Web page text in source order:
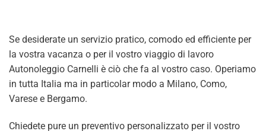
Se desiderate un servizio pratico, comodo ed efficiente per
la vostra vacanza o per il vostro viaggio di lavoro
Autonoleggio Carnelli è ciò che fa al vostro caso. Operiamo
in tutta Italia ma in particolar modo a Milano, Como,
Varese e Bergamo.
Chiedete pure un preventivo personalizzato per il vostro